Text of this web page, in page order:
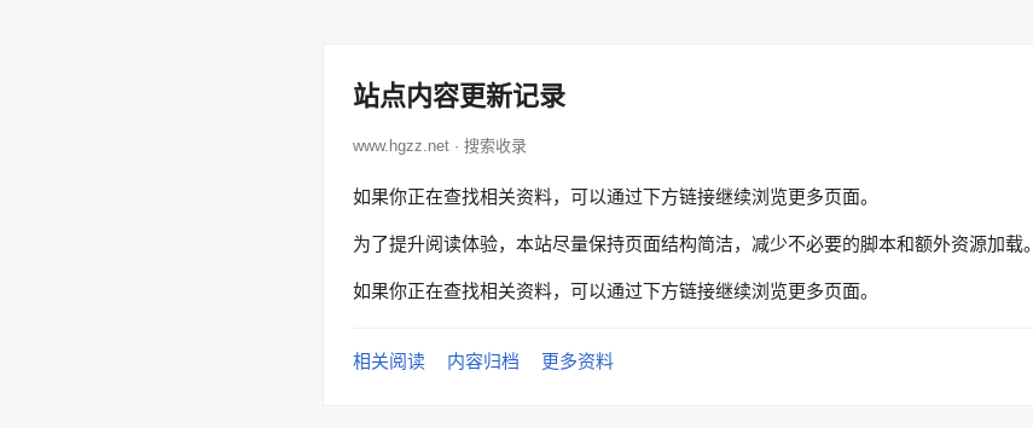
站点内容更新记录
www.hgzz.net · 搜索收录
如果你正在查找相关资料，可以通过下方链接继续浏览更多页面。
为了提升阅读体验，本站尽量保持页面结构简洁，减少不必要的脚本和额外资源加载。
如果你正在查找相关资料，可以通过下方链接继续浏览更多页面。
相关阅读 内容归档 更多资料